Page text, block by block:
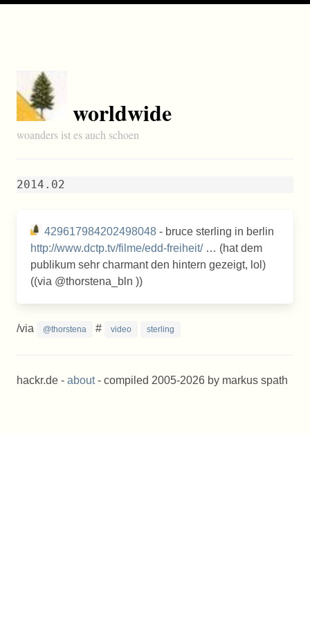
worldwide
woanders ist es auch schoen
2014.02
429617984202498048 - bruce sterling in berlin
http://www.dctp.tv/filme/edd-freiheit/… (hat dem
publikum sehr charmant den hintern gezeigt, lol)
((via @thorstena_bln ))
/via @thorstena # video sterling
hackr.de - about- compiled 2005-2026 by markus spath